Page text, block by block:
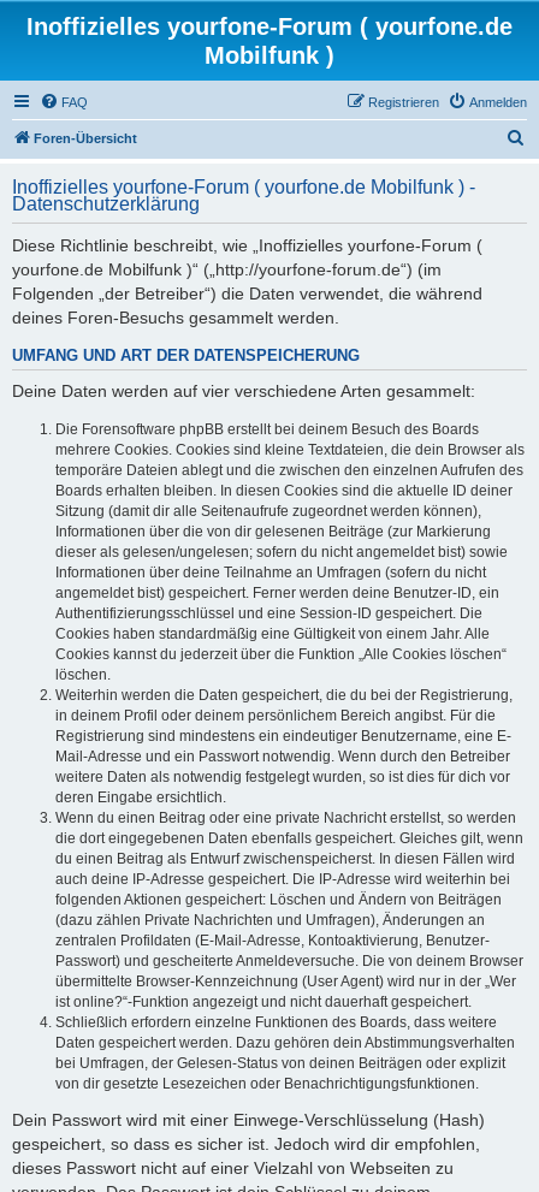
Inoffizielles yourfone-Forum ( yourfone.de
Mobilfunk )
FAQ Anmelden
Registrieren
Foren-Übersicht
h
Inoffizielles yourfone-Forum ( yourfone.de Mobilfunk ) -
Datenschutzerklärung
Diese Richtlinie beschreibt, wie „Inoffizielles yourfone-Forum (
yourfone.de Mobilfunk )“ („http://yourfone-forum.de“) (im
Folgenden „der Betreiber“) die Daten verwendet, die während
deines Foren-Besuchs gesammelt werden.
UMFANG UND ART DER DATENSPEICHERUNG
Deine Daten werden auf vier verschiedene Arten gesammelt:
Die Forensoftware phpBB erstellt bei deinem Besuch des Boards
mehrere Cookies. Cookies sind kleine Textdateien, die dein Browser als
temporäre Dateien ablegt und die zwischen den einzelnen Aufrufen des
Boards erhalten bleiben. In diesen Cookies sind die aktuelle ID deiner
Sitzung (damit dir alle Seitenaufrufe zugeordnet werden können),
Informationen über die von dir gelesenen Beiträge (zur Markierung
dieser als gelesen/ungelesen; sofern du nicht angemeldet bist) sowie
Informationen über deine Teilnahme an Umfragen (sofern du nicht
angemeldet bist) gespeichert. Ferner werden deine Benutzer-ID, ein
Authentifizierungsschlüssel und eine Session-ID gespeichert. Die
Cookies haben standardmäßig eine Gültigkeit von einem Jahr. Alle
Cookies kannst du jederzeit über die Funktion „Alle Cookies löschen“
löschen.
Weiterhin werden die Daten gespeichert, die du bei der Registrierung,
in deinem Profil oder deinem persönlichem Bereich angibst. Für die
Registrierung sind mindestens ein eindeutiger Benutzername, eine E-
Mail-Adresse und ein Passwort notwendig. Wenn durch den Betreiber
weitere Daten als notwendig festgelegt wurden, so ist dies für dich vor
deren Eingabe ersichtlich.
Wenn du einen Beitrag oder eine private Nachricht erstellst, so werden
die dort eingegebenen Daten ebenfalls gespeichert. Gleiches gilt, wenn
du einen Beitrag als Entwurf zwischenspeicherst. In diesen Fällen wird
auch deine IP-Adresse gespeichert. Die IP-Adresse wird weiterhin bei
folgenden Aktionen gespeichert: Löschen und Ändern von Beiträgen
(dazu zählen Private Nachrichten und Umfragen), Änderungen an
zentralen Profildaten (E-Mail-Adresse, Kontoaktivierung, Benutzer-
Passwort) und gescheiterte Anmeldeversuche. Die von deinem Browser
übermittelte Browser-Kennzeichnung (User Agent) wird nur in der „Wer
ist online?“-Funktion angezeigt und nicht dauerhaft gespeichert.
Schließlich erfordern einzelne Funktionen des Boards, dass weitere
Daten gespeichert werden. Dazu gehören dein Abstimmungsverhalten
bei Umfragen, der Gelesen-Status von deinen Beiträgen oder explizit
von dir gesetzte Lesezeichen oder Benachrichtigungsfunktionen.
Dein Passwort wird mit einer Einwege-Verschlüsselung (Hash)
gespeichert, so dass es sicher ist. Jedoch wird dir empfohlen,
dieses Passwort nicht auf einer Vielzahl von Webseiten zu